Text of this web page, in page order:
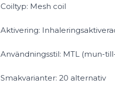
Coiltyp: Mesh coil
Aktivering:
Användningsstil: MTL (mun-
Smakvarianter: 20 alternativ